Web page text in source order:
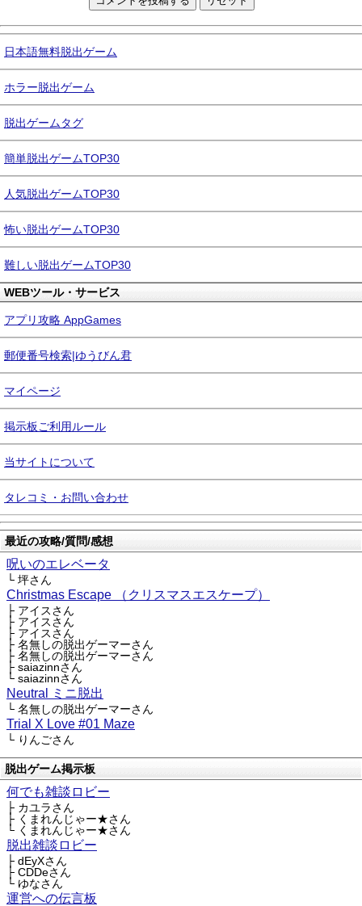
日本語無料脱出ゲーム
ホラー脱出ゲーム
脱出ゲームタグ
簡単脱出ゲームTOP30
人気脱出ゲームTOP30
怖い脱出ゲームTOP30
難しい脱出ゲームTOP30
WEBツール・サービス
アプリ攻略 AppGames
郵便番号検索|ゆうびん君
マイページ
掲示板ご利用ルール
当サイトについて
タレコミ・お問い合わせ
最近の攻略/質問/感想
呪いのエレベータ
└ 坪さん
Christmas Escape （クリスマスエスケープ）
├ アイスさん
├ アイスさん
├ アイスさん
├ 名無しの脱出ゲーマーさん
├ 名無しの脱出ゲーマーさん
├ saiazinnさん
└ saiazinnさん
Neutral ミニ脱出
└ 名無しの脱出ゲーマーさん
Trial X Love #01 Maze
└ りんごさん
脱出ゲーム掲示板
何でも雑談ロビー
├ カユラさん
├ くまれんじゃー★さん
└ くまれんじゃー★さん
脱出雑談ロビー
├ dEyXさん
├ CDDeさん
└ ゆなさん
運営への伝言板